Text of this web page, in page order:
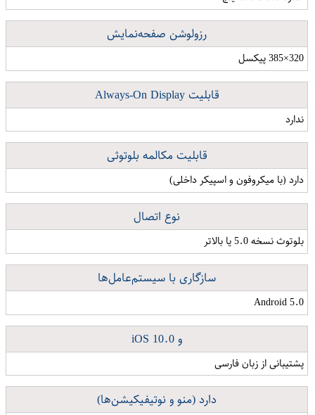
رزولوشن صفحه‌نمایش
320×385 پیکسل
قابلیت Always-On Display
ندارد
قابلیت مکالمه بلوتوثی
دارد (با میکروفون و اسپیکر داخلی)
نوع اتصال
بلوتوث نسخه 5.0 یا بالاتر
سازگاری با سیستم‌عامل‌ها
Android 5.0
و iOS 10.0
پشتیبانی از زبان فارسی
دارد (منو و نوتیفیکیشن‌ها)